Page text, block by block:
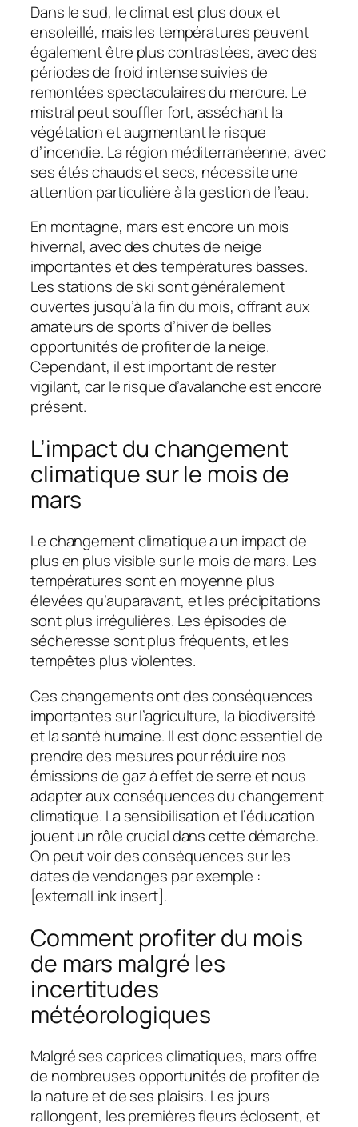
Dans le sud, le climat est plus doux et
ensoleillé, mais les températures peuvent
également être plus contrastées, avec des
périodes de froid intense suivies de
remontées spectaculaires du mercure. Le
mistral peut souffler fort, asséchant la
végétation et augmentant le risque
d’incendie. La région méditerranéenne, avec
ses étés chauds et secs, nécessite une
attention particulière à la gestion de l’eau.
En montagne, mars est encore un mois
hivernal, avec des chutes de neige
importantes et des températures basses.
Les stations de ski sont généralement
ouvertes jusqu’à la fin du mois, offrant aux
amateurs de sports d’hiver de belles
opportunités de profiter de la neige.
Cependant, il est important de rester
vigilant, car le risque d’avalanche est encore
présent.
L’impact du changement
climatique sur le mois de
mars
Le changement climatique a un impact de
plus en plus visible sur le mois de mars. Les
températures sont en moyenne plus
élevées qu’auparavant, et les précipitations
sont plus irrégulières. Les épisodes de
sécheresse sont plus fréquents, et les
tempêtes plus violentes.
Ces changements ont des conséquences
importantes sur l’agriculture, la biodiversité
et la santé humaine. Il est donc essentiel de
prendre des mesures pour réduire nos
émissions de gaz à effet de serre et nous
adapter aux conséquences du changement
climatique. La sensibilisation et l’éducation
jouent un rôle crucial dans cette démarche.
On peut voir des conséquences sur les
dates de vendanges par exemple :
[externalLink insert].
Comment profiter du mois
de mars malgré les
incertitudes
météorologiques
Malgré ses caprices climatiques, mars offre
de nombreuses opportunités de profiter de
la nature et de ses plaisirs. Les jours
rallongent, les premières fleurs éclosent, et